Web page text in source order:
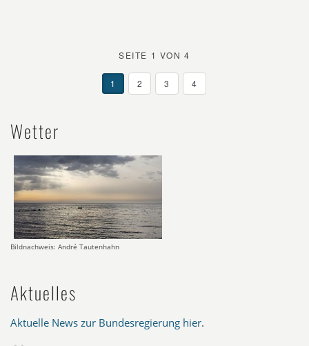
SEITE 1 VON 4
1 2 3 4
Wetter
Bildnachweis: André Tautenhahn
Aktuelles
Aktuelle News zur Bundesregierung hier.